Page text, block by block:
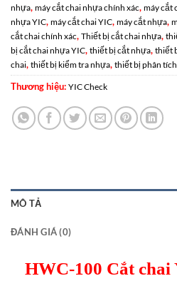
nhựa, máy cắt chai nhựa chính xác, máy cắt
nhựa YIC, máy cắt chai YIC, máy cắt nhựa,
cắt chai chính xác, Thiết bị cắt chai nhựa,
bị cắt chai nhựa YIC, thiết bị cắt nhựa, thiết
chai, thiết bị kiểm tra nhựa, thiết bị phân
Thương hiệu: YIC Check
MÔ TẢ
ĐÁNH GIÁ (0)
HWC-100 Cắt chai